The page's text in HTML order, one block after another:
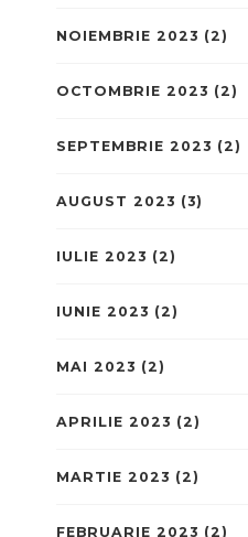
NOIEMBRIE 2023 (2)
OCTOMBRIE 2023 (2)
SEPTEMBRIE 2023 (2)
AUGUST 2023 (3)
IULIE 2023 (2)
IUNIE 2023 (2)
MAI 2023 (2)
APRILIE 2023 (2)
MARTIE 2023 (2)
FEBRUARIE 2023 (2)